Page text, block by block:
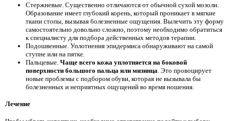
Стержневые. Существенно отличаются от обычной сухой мозоли.
Образование имеет глубокий корень, который проникает в мягкие
ткани стопы, вызывая болезненные ощущения. Вылечить эту форму
самостоятельно довольно сложно, поэтому необходимо обратиться
к специалисту для подбора действенных методов терапии.
Подошвенные. Уплотнения эпидермиса обнаруживают на самой
ступне или на пятке.
Пальцевые. Чаще всего кожа уплотняется на боковой
поверхности большого пальца или мизинца . Это провоцирует
новые проблемы с подбором обуви, которая не вызывала бы
болезненных и неприятных ощущений во время ношения.
Лечение